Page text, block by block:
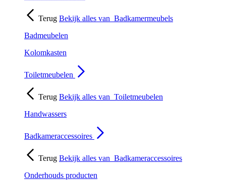
Terug Bekijk alles van Badkamermeubels
Badmeubelen
Kolomkasten
Toiletmeubelen
Terug Bekijk alles van Toiletmeubelen
Handwassers
Badkameraccessoires
Terug Bekijk alles van Badkameraccessoires
Onderhouds producten